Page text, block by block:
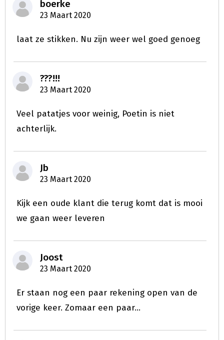
boerke
23 Maart 2020
laat ze stikken. Nu zijn weer wel goed genoeg
???!!!
23 Maart 2020
Veel patatjes voor weinig, Poetin is niet
achterlijk.
Jb
23 Maart 2020
Kijk een oude klant die terug komt dat is mooi
we gaan weer leveren
Joost
23 Maart 2020
Er staan nog een paar rekening open van de
vorige keer. Zomaar een paar...